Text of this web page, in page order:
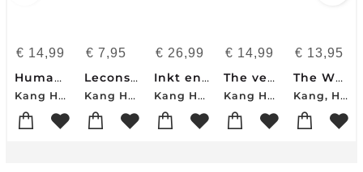
€ 14,99
Human acts
Kang Han
€ 7,95
Lecons De Grec
Kang Han
€ 26,99
Inkt en bloed
Kang Han
€ 14,99
The vegetarian
Kang Han
€ 13,95
The White Book
Kang, Han (Y)